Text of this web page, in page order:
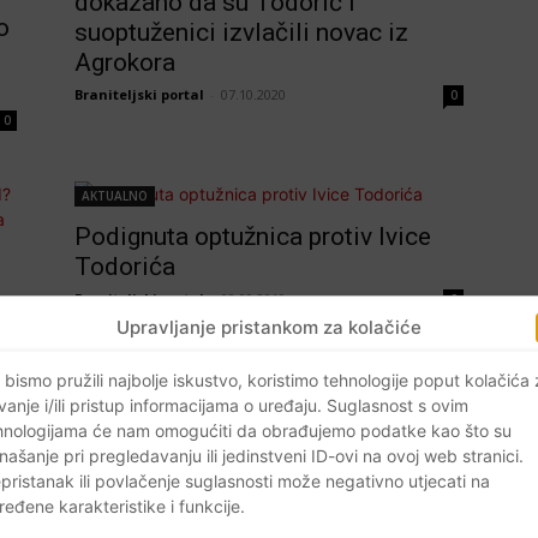
Upravljanje pristankom za kolačiće
bismo pružili najbolje iskustvo, koristimo tehnologije poput kolačića
i/ili pristup informacijama o uređaju. Suglasnost s ovim
će nam omogućiti da obrađujemo podatke kao što su
pri pregledavanju ili jedinstveni ID-ovi na ovoj web stranici.
ili povlačenje suglasnosti može negativno utjecati na
karakteristike i funkcije.
0
suoptuženici izvlačili novac iz
Agrokora
Braniteljski portal 07.10.2020 0
0
AKTUALNO
Podignuta optužnica protiv Ivice
Todorića
Braniteljski portal - 02.09.2019 0